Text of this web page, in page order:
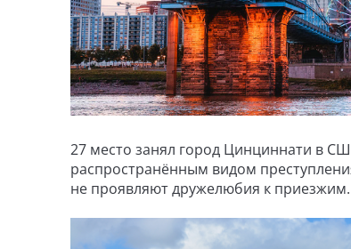
27 место занял город Цинциннати в
распространённым видом
не проявляют дружелюбия к приезжим.